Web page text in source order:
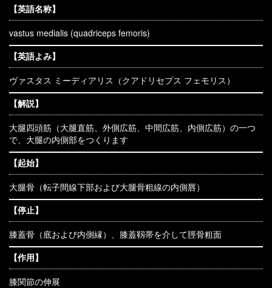
【英語名称】
vastus medialis (quadriceps femoris)
【英語よみ】
ヴァスタス ミーディアリス（クアドリセプス フェモリス）
【解説】
大腿四頭筋（大腿直筋、外側広筋、中間広筋、内側広筋）の一つ
で、大腿の内側部をつくります
【起始】
大腿骨（転子間線下部および大腿骨粗線の内側唇）
【停止】
膝蓋骨（底および内側縁）、膝蓋靱帯を介して脛骨粗面
【作用】
膝関節の伸展